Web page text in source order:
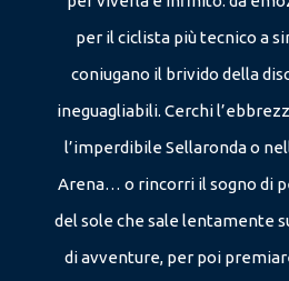
per il ciclista più tecnico a
coniugano il brivido della
ineguagliabili. Cerchi
l’imperdibile Sellaronda o
Arena… o rincorri il sogno di
del sole che sale lentamente
di avventure, per poi